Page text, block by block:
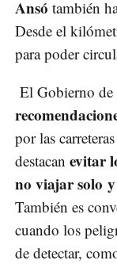
Ansó también
Desde el
para poder
El Gobierno de
por las
destacan evitar
no viajar solo
También es
cuando los
de detectar,